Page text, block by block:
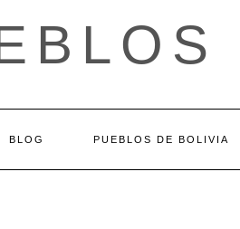
BLOG PUEBLOS DE BOLIVIA